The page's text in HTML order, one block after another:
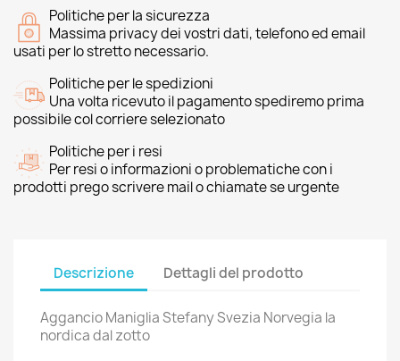
Politiche per la sicurezza
Massima privacy dei vostri dati, telefono ed email
usati per lo stretto necessario.
Politiche per le spedizioni
Una volta ricevuto il pagamento spediremo prima
possibile col corriere selezionato
Politiche per i resi
Per resi o informazioni o problematiche con i
prodotti prego scrivere mail o chiamate se urgente
Descrizione Dettagli del prodotto
Aggancio Maniglia Stefany Svezia Norvegia la
nordica dal zotto